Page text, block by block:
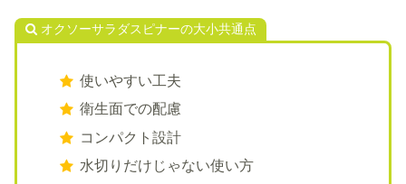
オクソーサラダスピナーの大小共通点
使いやすい工夫
衛生面での配慮
コンパクト設計
水切りだけじゃない使い方